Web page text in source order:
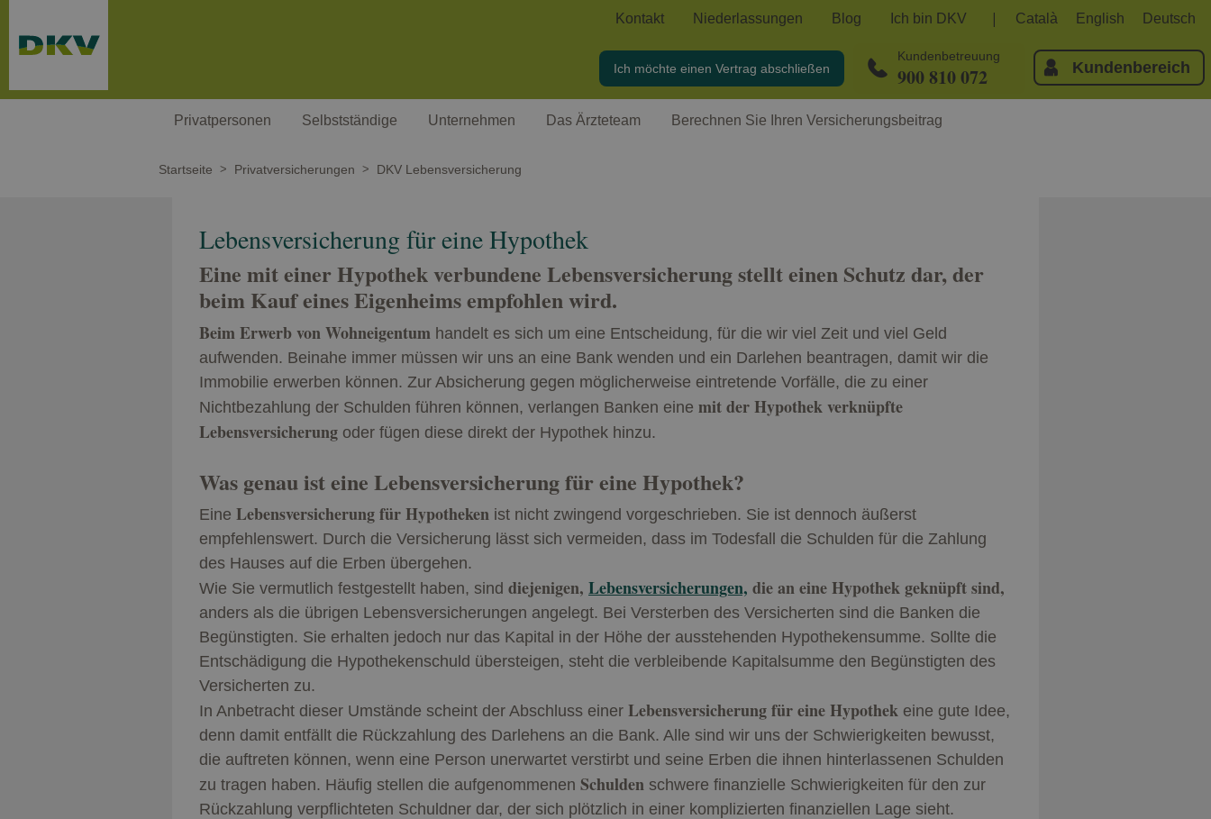
Kontakt Niederlassungen Blog Ich bin DKV Català English Deutsch
Ich möchte einen Vertrag abschließen
Kundenbetreuung
900 810 072 Kundenbereich
Privatpersonen Selbstständige Unternehmen Das Ärzteteam Berechnen Sie Ihren Versicherungsbeitrag
Startseite Privatversicherungen DKV Lebensversicherung
Lebensversicherung für eine Hypothek
Eine mit einer Hypothek verbundene Lebensversicherung stellt einen Schutz dar, der
beim Kauf eines Eigenheims empfohlen wird.
Beim Erwerb von Wohneigentum handelt es sich um eine Entscheidung, für die wir viel Zeit und viel Geld
aufwenden. Beinahe immer müssen wir uns an eine Bank wenden und ein Darlehen beantragen, damit wir die
Immobilie erwerben können. Zur Absicherung gegen möglicherweise eintretende Vorfälle, die zu einer
Nichtbezahlung der Schulden führen können, verlangen Banken eine mit der Hypothek verknüpfte
Lebensversicherung oder fügen diese direkt der Hypothek hinzu.
Was genau ist eine Lebensversicherung für eine Hypothek?
Eine Lebensversicherungfür Hypotheken ist nicht zwingend vorgeschrieben. Sie ist dennoch äußerst
empfehlenswert. Durch die Versicherung lässt sich vermeiden, dass im Todesfall die Schulden für die Zahlung
des Hauses auf die Erben übergehen.
Wie Sie vermutlich festgestellt haben, sind diejenigen, Lebensversicherungen, die an eine Hypothek geknüpft sind,
anders als die übrigen Lebensversicherungen angelegt. Bei Versterben des Versicherten sind die Banken die
Begünstigten. Sie erhalten jedoch nur das Kapital in der Höhe der ausstehenden Hypothekensumme. Sollte die
Entschädigung die Hypothekenschuld übersteigen, steht die verbleibende Kapitalsumme den Begünstigten des
Versicherten zu.
In Anbetracht dieser Umstände scheint der Abschluss einer Lebensversicherung für eine Hypothek eine gute Idee,
denn damit entfällt die Rückzahlung des Darlehens an die Bank. Alle sind wir uns der Schwierigkeiten bewusst,
die auftreten können, wenn eine Person unerwartet verstirbt und seine Erben die ihnen hinterlassenen Schulden
zu tragen haben. Häufig stellen die aufgenommenen Schulden schwere finanzielle Schwierigkeiten für den zur
Rückzahlung verpflichteten Schuldner dar, der sich plötzlich in einer komplizierten finanziellen Lage sieht.